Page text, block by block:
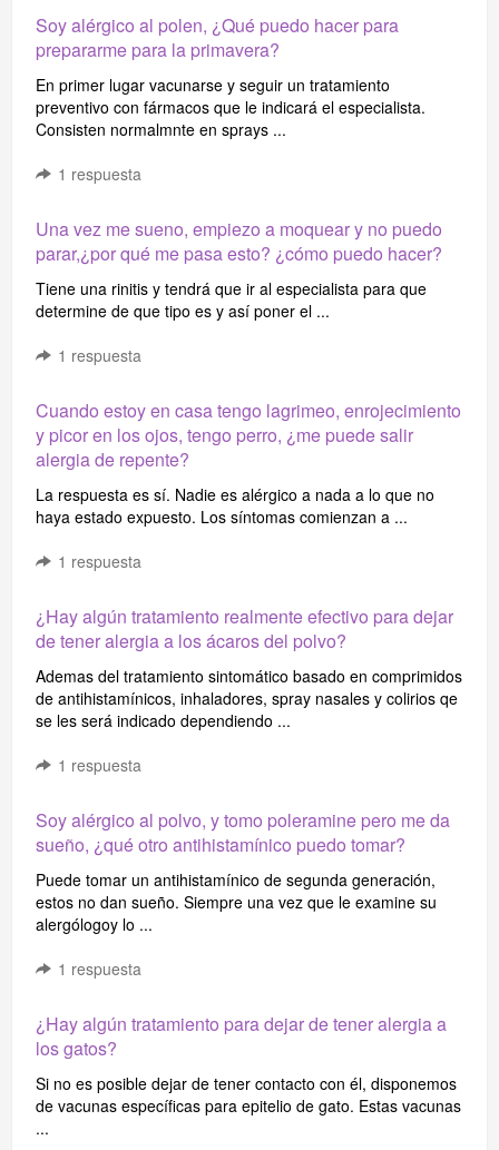
Soy alérgico al polen, ¿Qué puedo hacer para
prepararme para la primavera?
En primer lugar vacunarse y seguir un tratamiento
preventivo con fármacos que le indicará el especialista.
Consisten normalmnte en sprays ...
1 respuesta
Una vez me sueno, empiezo a moquear y no puedo
parar,¿por qué me pasa esto? ¿cómo puedo hacer?
Tiene una rinitis y tendrá que ir al especialista para que
determine de que tipo es y así poner el ...
1 respuesta
Cuando estoy en casa tengo lagrimeo, enrojecimiento
y picor en los ojos, tengo perro, ¿me puede salir
alergia de repente?
La respuesta es sí. Nadie es alérgico a nada a lo que no
haya estado expuesto. Los síntomas comienzan a ...
1 respuesta
¿Hay algún tratamiento realmente efectivo para dejar
de tener alergia a los ácaros del polvo?
Ademas del tratamiento sintomático basado en comprimidos
de antihistamínicos, inhaladores, spray nasales y colirios qe
se les será indicado dependiendo ...
1 respuesta
Soy alérgico al polvo, y tomo poleramine pero me da
sueño, ¿qué otro antihistamínico puedo tomar?
Puede tomar un antihistamínico de segunda generación,
estos no dan sueño. Siempre una vez que le examine su
alergólogoy lo ...
1 respuesta
¿Hay algún tratamiento para dejar de tener alergia a
los gatos?
Si no es posible dejar de tener contacto con él, disponemos
de vacunas específicas para epitelio de gato. Estas vacunas
...